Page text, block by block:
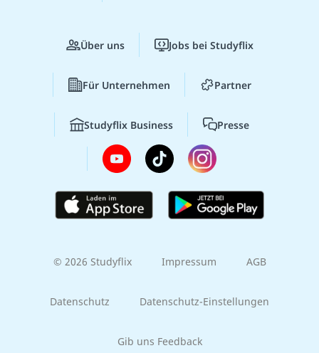
Über uns Jobs bei Studyflix
Für Unternehmen Partner
Studyflix Business Presse
© 2026 Studyflix Impressum AGB
Datenschutz Datenschutz-Einstellungen
Gib uns Feedback